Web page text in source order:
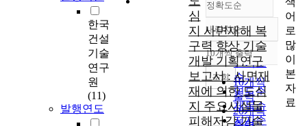
한국
건설
기술
연구
원
(11)
발행연도
정확도순
정확도
순
인기도
순
연도순
제목순
저자순
내림차순
내림차순
10개씩 출력
10개씩
출력
20개씩
조회
심
지 사면재해 복
구력 향상 기술
개발 기획연구
보고서 : 사면재
재에 의한 도심
지 주요시설물
피해저감 기술
어
로
많
이
본
자
료